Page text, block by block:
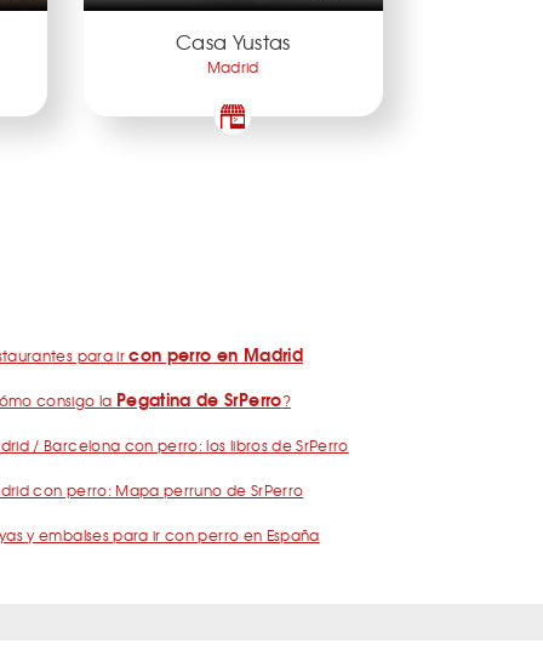
Casa Yustas
Madrid
para ircon perro en Madrid
consigo la Pegatina de SrPerro?
/ Barcelona con perro: los libros de SrPerro
con perro: Mapa perruno de SrPerro
y embalses para ir con perro en España